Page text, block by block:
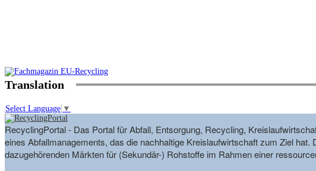
Translation
Select Language ▼
RecyclingPortal - Das Portal für Abfall, Entsorgung, Recycling,
eines Abfallmanagements, das die nachhaltige Kreislaufwirtschaft zum Ziel
dazugehörenden Märkten für (Sekundär-) Rohstoffe im Rahmen einer